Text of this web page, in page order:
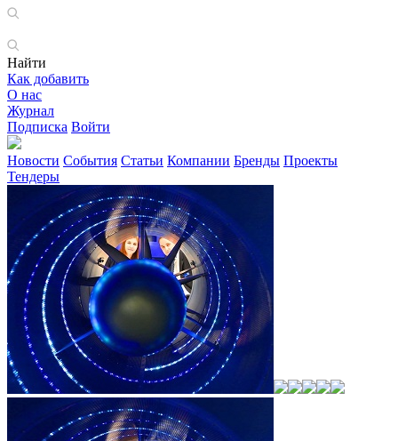
Найти
Как добавить
О нас
Журнал
Подписка Войти
Новости События Статьи Компании Бренды Проекты
Тендеры